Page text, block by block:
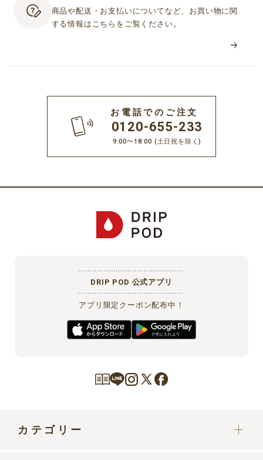
商品や配送・お支払いについてなど、お買い物に関
する情報はこちらをご覧ください。
お電話でのご注文
0120-655-233
9:00〜18:00 (土日祝を除く)
DRIP POD 公式アプリ
アプリ限定クーポン配布中！
カテゴリー